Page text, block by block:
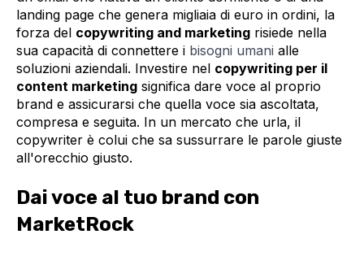
landing page che genera migliaia di euro in ordini, la
forza del copywriting and marketing risiede nella
sua capacità di connettere i bisogni umani alle
soluzioni aziendali. Investire nel copywriting per il
content marketing significa dare voce al proprio
brand e assicurarsi che quella voce sia ascoltata,
compresa e seguita. In un mercato che urla, il
copywriter è colui che sa sussurrare le parole giuste
all'orecchio giusto.
Dai voce al tuo brand con
MarketRock